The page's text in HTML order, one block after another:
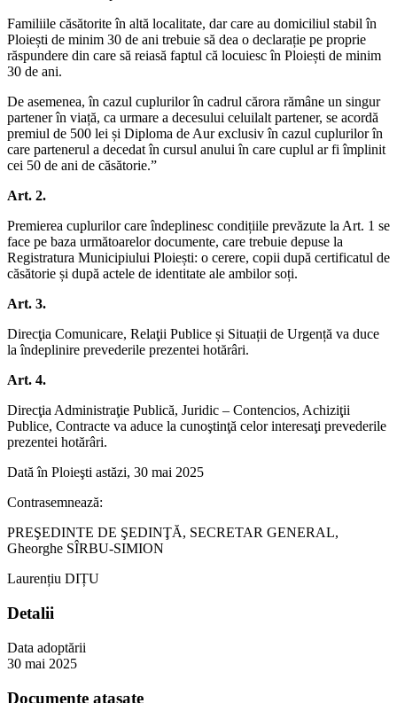
Familiile căsătorite în altă localitate, dar care au domiciliul stabil în
Ploiești de minim 30 de ani trebuie să dea o declarație pe proprie
răspundere din care să reiasă faptul că locuiesc în Ploiești de minim
30 de ani.
De asemenea, în cazul cuplurilor în cadrul cărora rămâne un singur
partener în viață, ca urmare a decesului celuilalt partener, se acordă
premiul de 500 lei și Diploma de Aur exclusiv în cazul cuplurilor în
care partenerul a decedat în cursul anului în care cuplul ar fi împlinit
cei 50 de ani de căsătorie.”
Art. 2.
Premierea cuplurilor care îndeplinesc condițiile prevăzute la Art. 1 se
face pe baza următoarelor documente, care trebuie depuse la
Registratura Municipiului Ploiești: o cerere, copii după certificatul de
căsătorie și după actele de identitate ale ambilor soți.
Art. 3.
Direcţia Comunicare, Relaţii Publice și Situații de Urgență va duce
la îndeplinire prevederile prezentei hotărâri.
Art. 4.
Direcţia Administraţie Publică, Juridic – Contencios, Achiziţii
Publice, Contracte va aduce la cunoştinţă celor interesaţi prevederile
prezentei hotărâri.
Dată în Ploieşti astăzi, 30 mai 2025
Contrasemnează:
PREŞEDINTE DE ŞEDINŢĂ, SECRETAR GENERAL,
Gheorghe SÎRBU-SIMION
Laurențiu DIȚU
Detalii
Data adoptării
30 mai 2025
Documente atașate